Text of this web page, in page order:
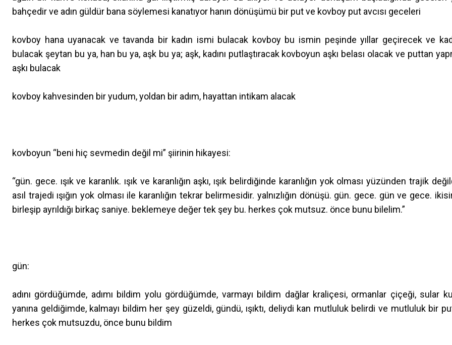
bahçedir ve adın güldür bana söylemesi kanatıyor hanın dönüşümü bir put ve kovboy put avcısı geceleri
kovboy hana uyanacak ve tavanda bir kadın ismi bulacak kovboy bu ismin peşinde yıllar geçirecek ve
bulacak şeytan bu ya, han bu ya, aşk bu ya; aşk, kadını putlaştıracak kovboyun aşkı belası olacak ve puttan
aşkı bulacak
kovboy kahvesinden bir yudum, yoldan bir adım, hayattan intikam alacak
kovboyun “beni hiç sevmedin değil mi” şiirinin hikayesi:
“gün. gece. ışık ve karanlık. ışık ve karanlığın aşkı, ışık belirdiğinde karanlığın yok olması yüzünden trajik
asıl trajedi ışığın yok olması ile karanlığın tekrar belirmesidir. yalnızlığın dönüşü. gün. gece. gün ve gece.
birleşip ayrıldığı birkaç saniye. beklemeye değer tek şey bu. herkes çok mutsuz. önce bunu bilelim.”
gün:
adını gördüğümde, adımı bildim yolu gördüğümde, varmayı bildim dağlar kraliçesi, ormanlar çiçeği, sular
yanına geldiğimde, kalmayı bildim her şey güzeldi, gündü, ışıktı, deliydi kan mutluluk belirdi ve mutluluk bir
herkes çok mutsuzdu, önce bunu bildim